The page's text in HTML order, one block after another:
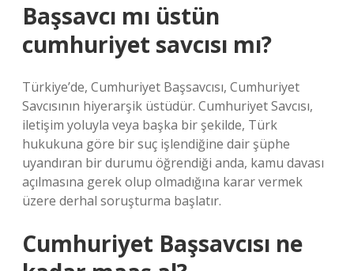
Başsavcı mı üstün
cumhuriyet savcısı mı?
Türkiye’de, Cumhuriyet Başsavcısı, Cumhuriyet
Savcısının hiyerarşik üstüdür. Cumhuriyet Savcısı,
iletişim yoluyla veya başka bir şekilde, Türk
hukukuna göre bir suç işlendiğine dair şüphe
uyandıran bir durumu öğrendiği anda, kamu davası
açılmasına gerek olup olmadığına karar vermek
üzere derhal soruşturma başlatır.
Cumhuriyet Başsavcısı ne